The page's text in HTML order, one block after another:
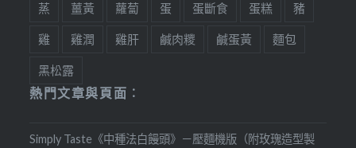
蒸 薑黃 蘿蔔 蛋 蛋斷食 蛋糕 豬
雞 雞潤 雞肝 鹹肉糭 鹹蛋黃 麵包
黑松露
熱門文章與頁面︰
Simply Taste《中種法白饅頭》－壓麵機版（附玫瑰造型製